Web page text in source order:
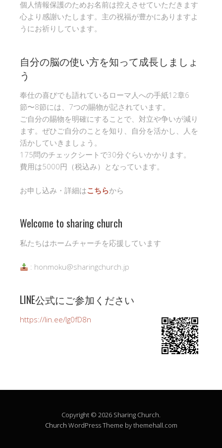
個人情報保護のためお名前は控えさせていただきます
心より感謝いたします。主の祝福が豊かにありますよ
うにお祈りしています。
自分の脳の使い方を知って成長しましょ
う
奉仕の喜びでも語れているローマ人への手紙12章6
節〜8節には、7つの賜物が記されています。
ご自分の賜物を明確にすることで、対立や争いが減り
ます。ぜひご自分のことを知り、自分を活かし、人を
活かしていきましょう。
175問のチェックシートで30分ぐらいかかります。
費用は5000円（税込み）となっています。
お申し込み・詳細はこちらから
Welcome to sharing church
私たちはホームチャーチを応援しています
: honmoku@sharingchurch.jp
LINE公式にご参加ください
https://lin.ee/Ig0fD8n
Copyright © 2026 Sharing Church.
Church WordPress Theme by themehall.com